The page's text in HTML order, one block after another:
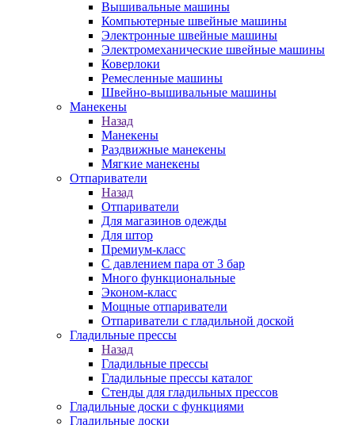
Вышивальные машины
Компьютерные швейные машины
Электронные швейные машины
Электромеханические швейные машины
Коверлоки
Ремесленные машины
Швейно-вышивальные машины
Манекены
Назад
Манекены
Раздвижные манекены
Мягкие манекены
Отпариватели
Назад
Отпариватели
Для магазинов одежды
Для штор
Премиум-класс
С давлением пара от 3 бар
Много функциональные
Эконом-класс
Мощные отпариватели
Отпариватели с гладильной доской
Гладильные прессы
Назад
Гладильные прессы
Гладильные прессы каталог
Стенды для гладильных прессов
Гладильные доски с функциями
Гладильные доски